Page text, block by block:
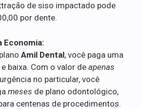
de siso impactado pode
por dente.
Economia:
Amil Dental, você paga uma
baixa. Com o valor de apenas
no particular, você
meses de plano odontológico,
centenas de procedimentos.